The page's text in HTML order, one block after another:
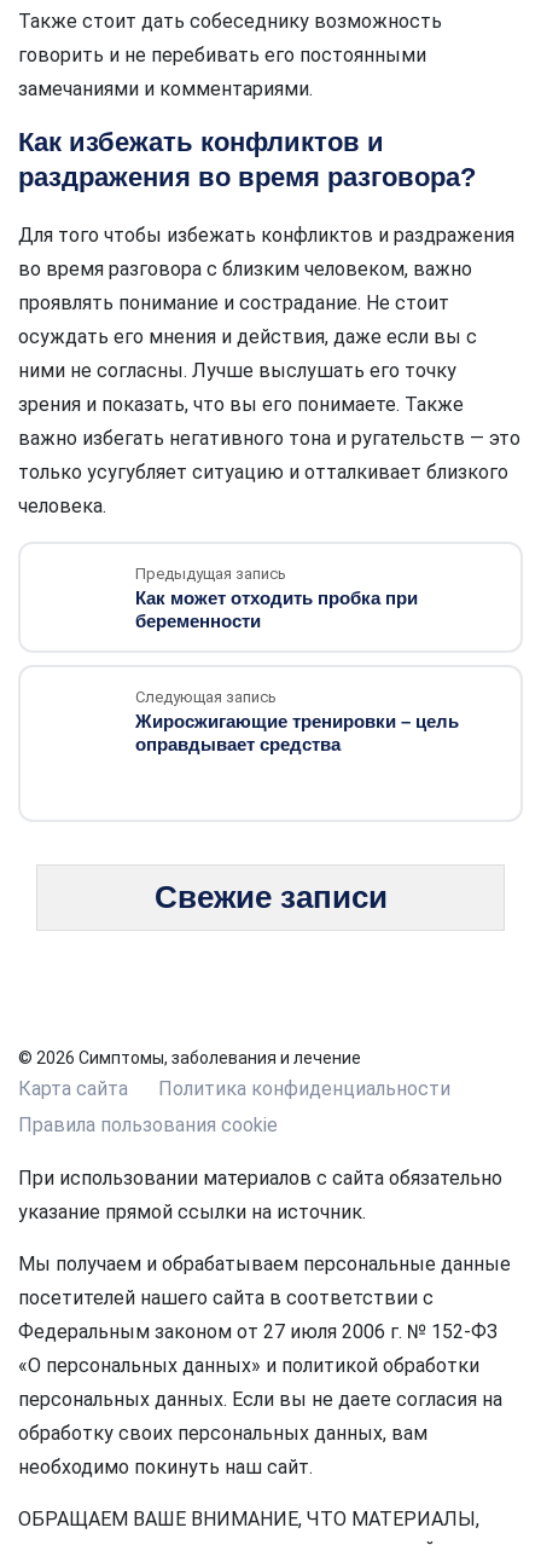
Также стоит дать собеседнику возможность
говорить и не перебивать его постоянными
замечаниями и комментариями.
Как избежать конфликтов и
раздражения во время разговора?
Для того чтобы избежать конфликтов и раздражения
во время разговора с близким человеком, важно
проявлять понимание и сострадание. Не стоит
осуждать его мнения и действия, даже если вы с
ними не согласны. Лучше выслушать его точку
зрения и показать, что вы его понимаете. Также
важно избегать негативного тона и ругательств — это
только усугубляет ситуацию и отталкивает близкого
человека.
Предыдущая запись
Как может отходить пробка при
беременности
Следующая запись
Жиросжигающие тренировки – цель
оправдывает средства
Свежие записи
© 2026 Симптомы, заболевания и лечение
Карта сайта
Политика конфиденциальности
Правила пользования cookie
При использовании материалов с сайта обязательно
указание прямой ссылки на источник.
Мы получаем и обрабатываем персональные данные
посетителей нашего сайта в соответствии с
Федеральным законом от 27 июля 2006 г. № 152-ФЗ
«О персональных данных» и политикой обработки
персональных данных. Если вы не даете согласия на
обработку своих персональных данных, вам
необходимо покинуть наш сайт.
ОБРАЩАЕМ ВАШЕ ВНИМАНИЕ, ЧТО МАТЕРИАЛЫ,